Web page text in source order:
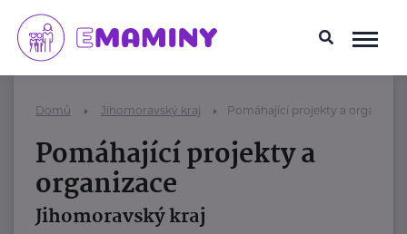
Domů Jihomoravský kraj Pomáhající projekty a
Pomáhající projekty a
organizace
Jihomoravský kraj